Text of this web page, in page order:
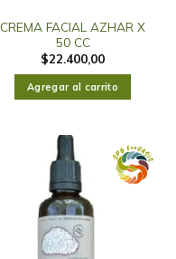
CREMA FACIAL AZHAR X
50 CC
$22.400,00
Agregar al carrito